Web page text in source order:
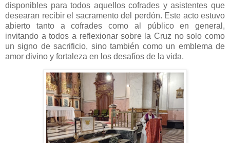
disponibles para todos aquellos cofrades y asistentes que
desearan recibir el sacramento del perdón. Este acto estuvo
abierto tanto a cofrades como al público en general,
invitando a todos a reflexionar sobre la Cruz no solo como
un signo de sacrificio, sino también como un emblema de
amor divino y fortaleza en los desafíos de la vida.